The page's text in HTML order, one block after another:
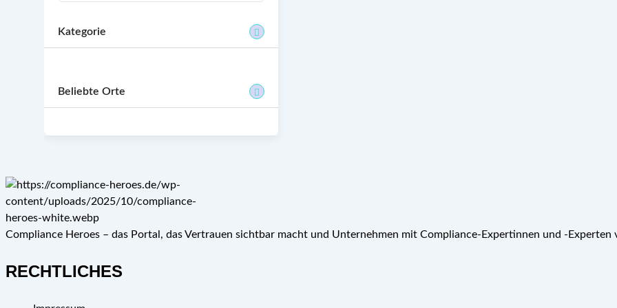
Kategorie
Beliebte Orte
Compliance Heroes – das Portal, das Vertrauen sichtbar macht und Unternehmen mit Compliance-Expertinnen und -Experten
RECHTLICHES